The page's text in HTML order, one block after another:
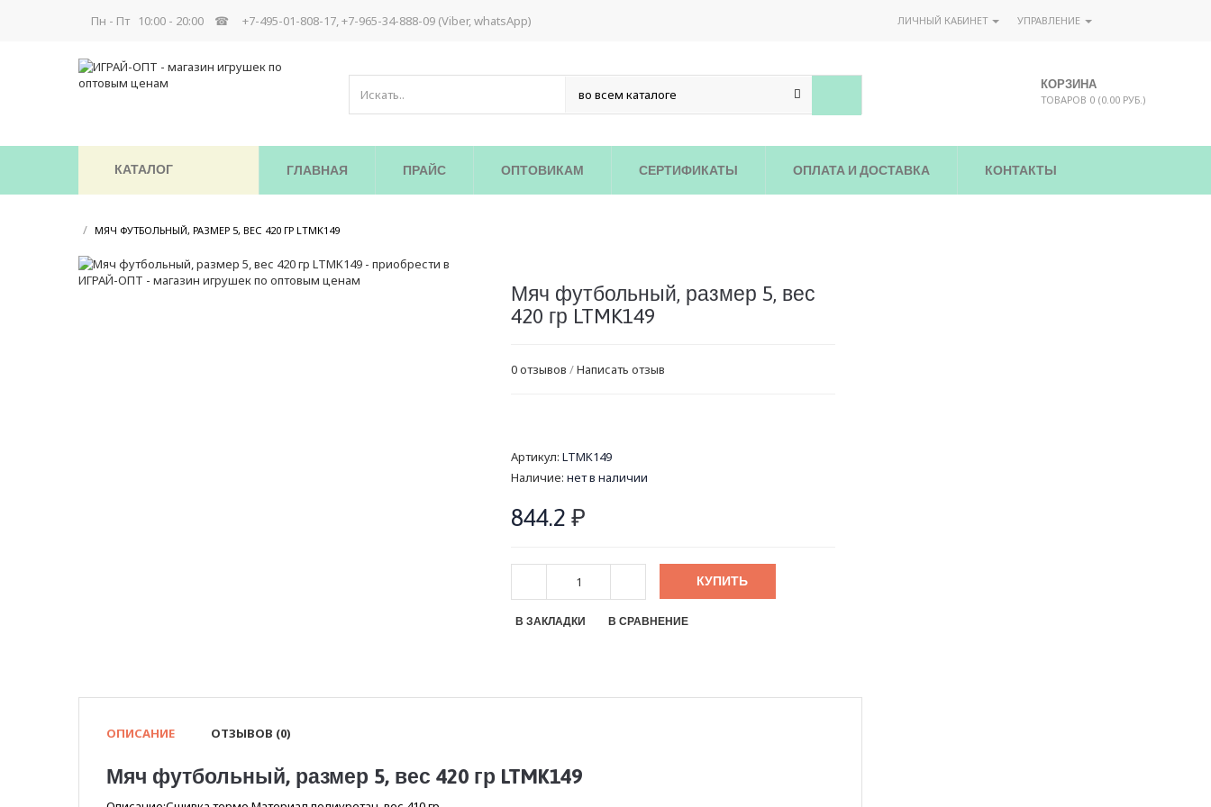
Пн - Пт 10:00 - 20:00 ☎ +7-495-01-808-17, +7-965-34-888-09 (Viber, whatsApp) ЛИЧНЫЙ КАБИНЕТ УПРАВЛЕНИЕ
КОРЗИНА
ТОВАРОВ 0 (0.00 РУБ.)
КАТАЛОГ ГЛАВНАЯ ПРАЙС ОПТОВИКАМ СЕРТИФИКАТЫ ОПЛАТА И ДОСТАВКА КОНТАКТЫ
/ МЯЧ ФУТБОЛЬНЫЙ, РАЗМЕР 5, ВЕС 420 ГР LTMK149
Мяч футбольный, размер 5, вес
420 гр LTMK149
0 отзывов /Написать отзыв
Артикул: LTMK149
Наличие: нет в наличии
844.2 ₽
КУПИТЬ
В ЗАКЛАДКИ В СРАВНЕНИЕ
ОПИСАНИЕ ОТЗЫВОВ (0)
Мяч футбольный, размер 5, вес 420 гр LTMK149